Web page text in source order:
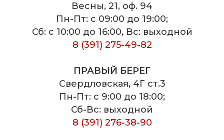
Весны, 21, оф. 94
Пн-Пт: с 09:00 до 19:00;
Сб: с 10:00 до 16:00, Вс: выходной
8 (391) 275-49-82
ПРАВЫЙ БЕРЕГ
Свердловская, 4Г ст.3
Пн-Пт: с 9:00 до 18:00;
Сб-Вс: выходной
8 (391) 276-38-90